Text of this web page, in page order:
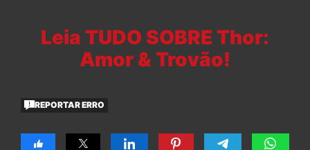
Leia TUDO SOBRE Thor:
Amor & Trovão!
REPORTAR ERRO